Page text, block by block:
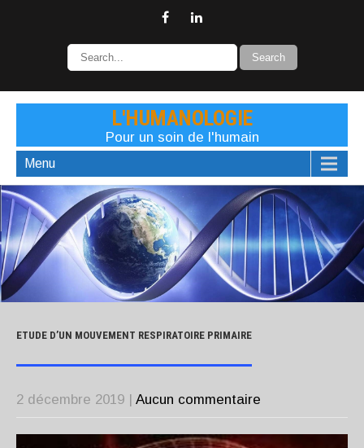
L'HUMANOLOGIE
Pour un soin de l'humain
Menu
ETUDE D’UN MOUVEMENT RESPIRATOIRE PRIMAIRE
2 décembre 2019 Aucun commentaire